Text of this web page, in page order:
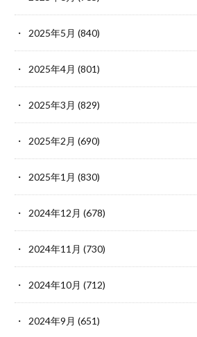
2025年5月 (840)
2025年4月 (801)
2025年3月 (829)
2025年2月 (690)
2025年1月 (830)
2024年12月 (678)
2024年11月 (730)
2024年10月 (712)
2024年9月 (651)